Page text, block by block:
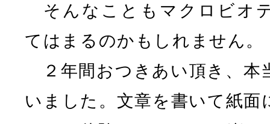
そんなこともマクロビオ
てはまるのかもしれません。
２年間おつきあい頂き、本
いました。文章を書いて紙